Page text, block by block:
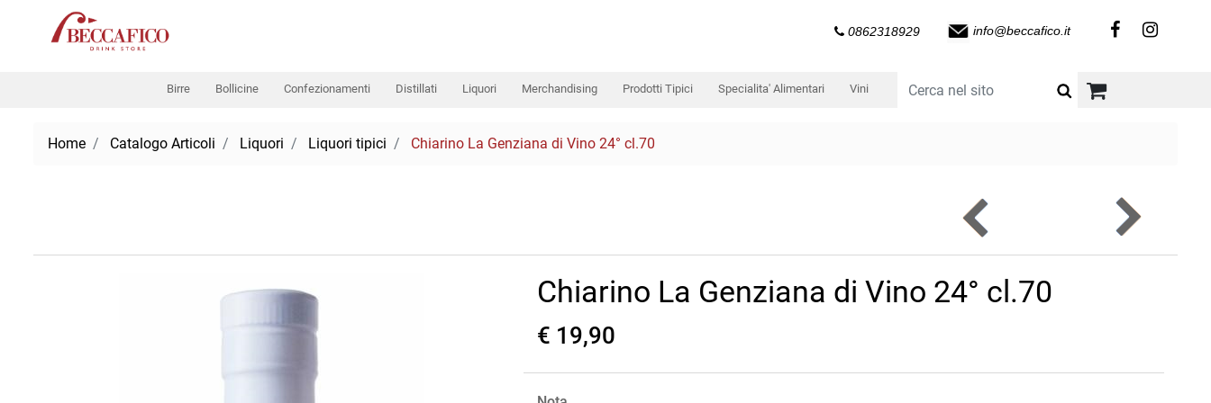
0862318929 info@beccafico.it
Birre Bollicine Confezionamenti Distillati Liquori Merchandising Prodotti Tipici Specialita' Alimentari Vini
Home Catalogo Articoli Liquori Liquori tipici Chiarino La Genziana di Vino 24° cl.70
Chiarino La Genziana di Vino 24° cl.70
€ 19,90